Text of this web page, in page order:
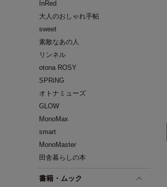
InRed
大人のおしゃれ手帖
sweet
素敵なあの人
リンネル
otona ROSY
SPRiNG
オトナミューズ
GLOW
MonoMax
smart
MonoMaster
田舎暮らしの本
書籍・ムック